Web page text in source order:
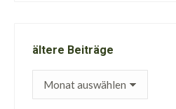
ältere Beiträge
ältere